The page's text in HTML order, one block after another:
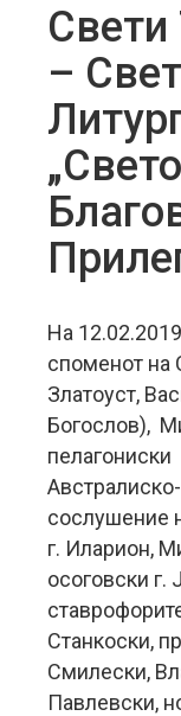
Свети
–
„Свето
На
споменот на
Златоуст,
Богослов),
сослушение
г. Иларион,
осоговски г.
Станкоски,
Смилески,
Павлевски,